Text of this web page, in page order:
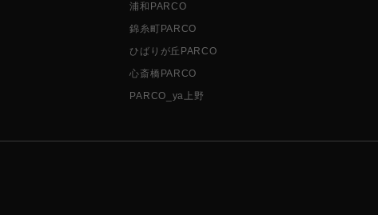
浦和PARCO
錦糸町PARCO
ひばりが丘PARCO
心斎橋PARCO
PARCO_ya上野